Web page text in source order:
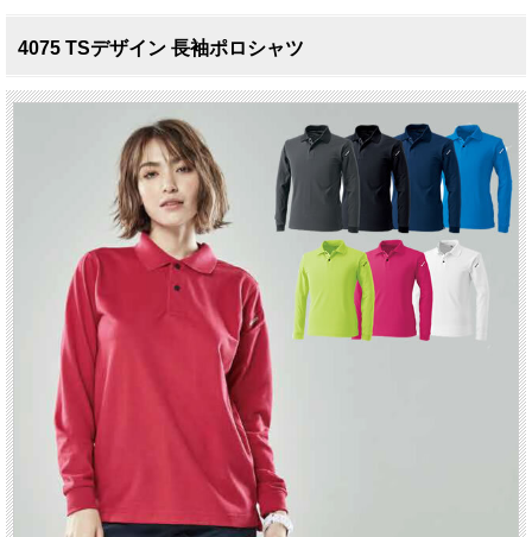
4075 TSデザイン 長袖ポロシャツ